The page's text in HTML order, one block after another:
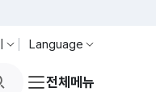
Language
검색버튼전체메뉴